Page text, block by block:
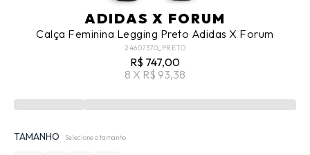
ADIDAS X FORUM
Calça Feminina Legging Preto Adidas X Forum
24607370_PRETO
R$ 747,00
8 X R$ 93,38
TAMANHO Selecione o tamanho